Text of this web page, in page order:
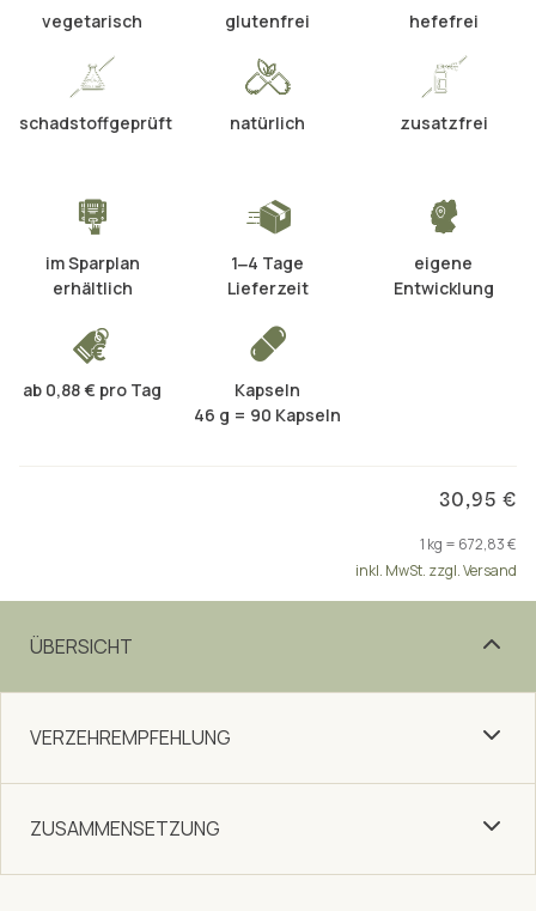
vegetarisch glutenfrei hefefrei
schadstoffgeprüft natürlich zusatzfrei
im Sparplan
erhältlich
1‒4 Tage
Lieferzeit
eigene
Entwicklung
ab 0,88 € pro Tag
Kapseln
46 g = 90 Kapseln
30,95 €
1 kg = 672,83 €
inkl. MwSt. zzgl. Versand
ÜBERSICHT
VERZEHREMPFEHLUNG
ZUSAMMENSETZUNG